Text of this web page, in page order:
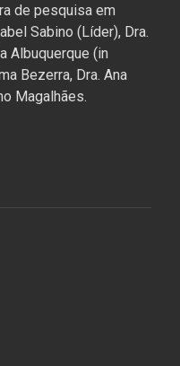
de pesquisa em
Sabino (Líder), Dra.
Albuquerque (in
Bezerra, Dra. Ana
Magalhães.